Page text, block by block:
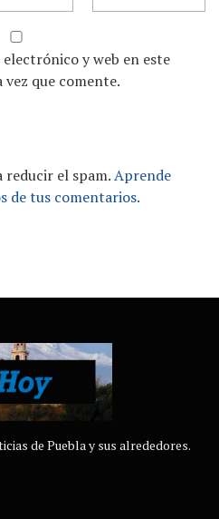
y web en este
que comente.
reducir el spam.Aprende
de tus comentarios.
de Puebla y sus alrededores.